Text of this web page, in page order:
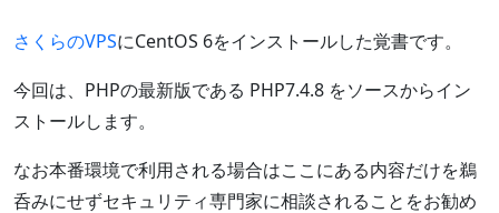
さくらのVPSにCentOS 6をインストールした覚書です。
今回は、PHPの最新版である PHP7.4.8 をソースからイン
ストールします。
なお本番環境で利用される場合はここにある内容だけを鵜
呑みにせずセキュリティ専門家に相談されることをお勧め